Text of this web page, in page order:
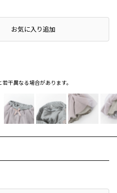
干異なる場合があります。
お気に入り追加